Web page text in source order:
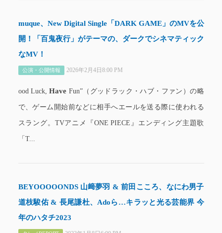
muque、New Digital Single「DARK GAME」のMVを公
開！「百鬼夜行」がテーマの、ダークでシネマティック
なMV！
公演・公開情報 2026年2月4日8:00 PM
ood Luck,Have Fun”（グッドラック・ハブ・ファン）の略
で、ゲーム開始前などに相手へエールを送る際に使われる
スラング。TVアニメ『ONE PIECE』エンディング主題歌
「T...
BEYOOOOONDS 山﨑夢羽 & 前田こころ、なにわ男子
道枝駿佑 & 長尾謙杜、Adoら…キラッと光る芸能界 今
年のハタチ2023